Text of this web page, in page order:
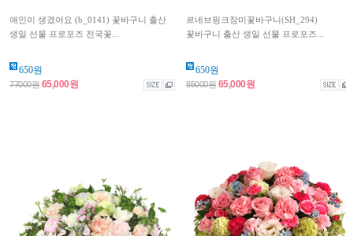
애인이 생겼어요 (b_0141) 꽃바구니 출산
생일 선물 프로포즈 전국꽃...
650원
77000원 65,000원
르네브핑크장미꽃바구니(SH_294)
꽃바구니 출산 생일 선물 프로포즈...
650원
85000원 65,000원